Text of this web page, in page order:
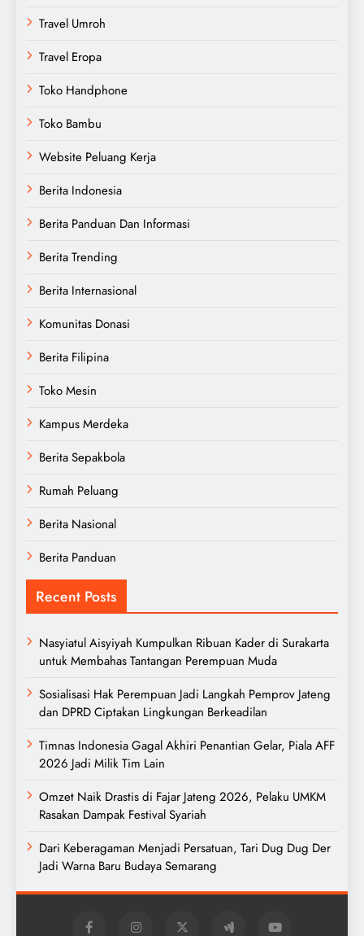
Travel Umroh
Travel Eropa
Toko Handphone
Toko Bambu
Website Peluang Kerja
Berita Indonesia
Berita Panduan Dan Informasi
Berita Trending
Berita Internasional
Komunitas Donasi
Berita Filipina
Toko Mesin
Kampus Merdeka
Berita Sepakbola
Rumah Peluang
Berita Nasional
Berita Panduan
Recent Posts
Nasyiatul Aisyiyah Kumpulkan Ribuan Kader di Surakarta
untuk Membahas Tantangan Perempuan Muda
Sosialisasi Hak Perempuan Jadi Langkah Pemprov Jateng
dan DPRD Ciptakan Lingkungan Berkeadilan
Timnas Indonesia Gagal Akhiri Penantian Gelar, Piala AFF
2026 Jadi Milik Tim Lain
Omzet Naik Drastis di Fajar Jateng 2026, Pelaku UMKM
Rasakan Dampak Festival Syariah
Dari Keberagaman Menjadi Persatuan, Tari Dug Dug Der
Jadi Warna Baru Budaya Semarang